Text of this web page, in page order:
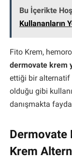
Bu İçerikte
Kullananların
Fito Krem,
dermovate krem
ettiği bir alternatif
olduğu gibi
danışmakta fayda
Dermovate
Krem